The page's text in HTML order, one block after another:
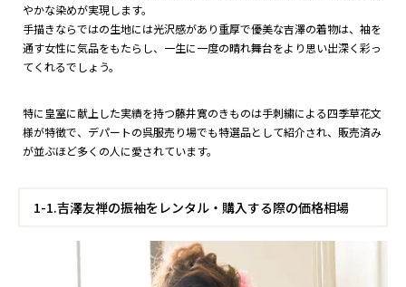
やかな染めが実現します。
手描きならではの生地には光沢感があり重厚で優美な吉澤の着物は、袖を
通す女性に気品をもたらし、一生に一度の晴れ舞台をより思い出深く彩っ
てくれるでしょう。
特に皇室に献上した実績を持つ藤井寛のきものは手刺繍による四季草花文
様が特徴で、デパートの呉服売り場でも特選品として紹介され、販売済み
が並ぶほど多くの人に愛されています。
1-1.吉澤友禅の振袖をレンタル・購入する際の価格相場